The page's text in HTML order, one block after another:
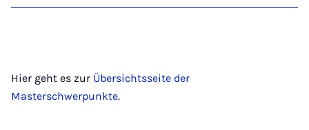
Hier geht es zur Übersichtsseite der
Masterschwerpunkte.